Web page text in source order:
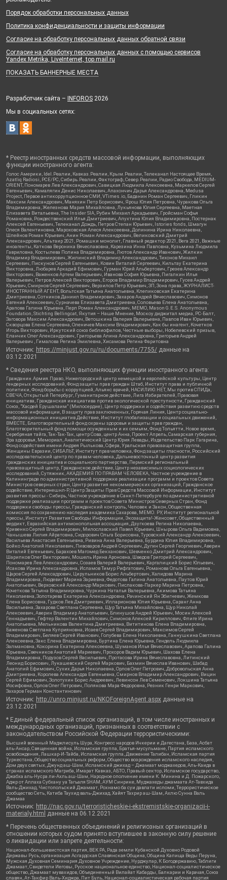
Порядок обработки персональных данных
Политика конфиденциальности и защиты информации
Согласие на обработку персональных данных обратной связи
Согласие на обработку персональных данных с помощью сервисов
Yandex.Metrika, LiveInternet, top.mail.ru
ПОКАЗАТЬ БАННЕРНЫЕ МЕСТА
Разработчик сайта – INFOROS 2026
Мы в социальных сетях:
* Реестр иностранных средств массовой информации, выполняющих
функции иностранного агента:
Голос Америки, Idel.Реалии, Кавказ.Реалии, Крым.Реалии, Телеканал Настоящее Время,
Azatliq Radiosi, PCE/PC, Сибирь.Реалии, Фактограф, Север.Реалии, Радио Свобода, MEDIUM-
ORIENT, Пономарев Лев Александрович, Савицкая Людмила Алексеевна, Маркелов Сергей
Евгеньевич, Камалягин Денис Николаевич, Апахончич Дарья Александровна, Medusa
Project, Первое антикоррупционное СМИ, VTimes.io, Баданин Роман Сергеевич, Гликин
Максим Александрович, Маняхин Петр Борисович, Ярош Юлия Петровна, Чуракова Ольга
Владимировна, Железнова Мария Михайловна, Лукьянова Юлия Сергеевна, Маетная
Елизавета Витальевна, The Insider SIA, Рубин Михаил Аркадьевич, Гройсман Софья
Романовна, Рождественский Илья Дмитриевич, Апухтина Юлия Владимировна, Постернак
Алексей Евгеньевич, Телеканал Дождь, Петров Степан Юрьевич, Istories fonds, Шмагун
Олеся Валентиновна, Мароховская Алеся Алексеевна, Долинина Ирина Николаевна,
Шлейнов Роман Юрьевич, Анин Роман Александрович, Великовский Дмитрий
Александрович, Альтаир 2021, Ромашки монолит, Главный редактор 2021, Вега 2021, Важные
иноагенты, Каткова Вероника Вячеславовна, Карезина Инна Павловна, Кузьмина Людмила
Гавриловна, Костылева Полина Владимировна, Лютов Александр Иванович, Жилкин
Владимир Владимирович, Жилинский Владимир Александрович, Тихонов Михаил
Сергеевич, Пискунов Сергей Евгеньевич, Ковин Виталий Сергеевич, Кильтау Екатерина
Викторовна, Любарев Аркадий Ефимович, Гурман Юрий Альбертович, Грезев Александр
Викторович, Важенков Артем Валерьевич, Иванова София Юрьевна, Пигалкин Илья
Валерьевич, Петров Алексей Викторович, Егоров Владимир Владимирович, Гусев Андрей
Юрьевич, Смирнов Сергей Сергеевич, Верзилов Петр Юрьевич, ЗП, Зона права, ЖУРНАЛИСТ-
ИНОСТРАННЫЙ АГЕНТ, Вольтская Татьяна Анатольевна, Клепиковская Екатерина
Дмитриевна, Сотников Даниил Владимирович, Захаров Андрей Вячеславович, Симонов
Евгений Алексеевич, Сурначева Елизавета Дмитриевна, Соловьева Елена Анатольевна,
Арапова Галина Юрьевна, Перл Роман Александрович, МЕМО, Mason G.E.S. Anonymous
Foundation, Stichting Bellingcat, Якутия – Наше Мнение, Москоу диджитал медиа, РС-Балт,
Заговора Максим Александрович, Ветошкина Валерия Валерьевна, Павлов Иван Юрьевич,
Скворцова Елена Сергеевна, Оленичев Максим Владимирович, Как бы инагент, Кочетков
Игорь Викторович, Иркутский союз библиофилов, Честные выборы, Нобелевский призыв,
Еланчик Олег Александрович, Григорьева Алина Александровна, Григорьев Андрей
Валерьевич , Гималова Регина Эмилевна, Хисамова Регина Фаритовна
Источник: https://minjust.gov.ru/ru/documents/7755/ данные на
03.12.2021
* Сведения реестра НКО, выполняющих функции иностранного агента:
Гражданин.Армия.Право, Нижегородский центр немецкой и европейской культуры, Центр
гендерных исследований, Фонд защиты прав граждан Штаб, Институт права и публичной
политики, Фонд борьбы с коррупцией, Альянс врачей, НАСИЛИЮ.НЕТ, Мы против СПИДа,
СВЕЧА, Открытый Петербург, Гуманитарное действие, Лига Избирателей, Правовая
инициатива, Гражданская инициатива против экологической преступности, Гражданский
Союз, "Хасдей Ерушалаим" (Милосердие), Центр поддержки и содействия развитию средств
массовой информации, В защиту прав заключенных, Горячая Линия, Центр социально-
информационных инициатив Действие, Институт глобализации и социальных движений,
ВМЕСТЕ, Благотворительный фонд охраны здоровья и защиты прав граждан,
Благотворительный фонд помощи осужденным и их семьям, Фонд Тольятти, Новое время,
Серебряная тайга, Так-Так-Так, центр Сова, центр Анна, Проект Апрель, Самарская губерния,
Эра здоровья, Мемориал, Аналитический Центр Юрия Левады, Издательство Парк Гагарина,
Фонд содействия имени Андрея Рылькова, Сфера, Уральская правозащитная группа,
Женщины Евразии, СИБАЛЬТ, Институт прав человека, Фонд защиты гласности, Российский
исследовательский центр по правам человека, Дальневосточный центр развития
гражданских инициатив и социального партнерства, Пермский региональный
правозащитный центр, Гражданское действие, Центр независимых социологических
исследований, Сутяжник, АКАДЕМИЯ ПО ПРАВАМ ЧЕЛОВЕКА, Частное учреждение в
Калининграде по административной поддержке реализации программ и проектов Совета
Министров северных стран, Центр развития некоммерческих организаций, Гражданское
содействие, Интернешнл-Р, Центр Защиты Прав Средств Массовой Информации, Институт
развития прессы - Сибирь, Частное учреждение в Санкт-Петербурге по административной
поддержке реализации программ и проектов Совета Министров Северных Стран, Фонд
поддержки свободы прессы, Гражданский контроль, Человек и Закон, Общественная
комиссия по сохранению наследия академика Сахарова, МЕМО. РУ, Институт региональной
прессы, Институт Развития Свободы Информации, Экозащита!-Женсовет, Общественный
вердикт, Евразийская антимонопольная ассоциация, Дзугкоева Регина Николаевна,
Кривенко Сергей Владимирович, Милославский Павел Юрьевич, Шнырова Ольга Вадимовна,
Чанышева Лилия Айратовна, Сидорович Ольга Борисовна, Туровский Александр Алексеевич,
Васильева Анастасия Евгеньевна, Ривина Анна Валерьевна, Бурдина Юлия Владимировна,
Бойко Анатолий Николаевич, Пивоваров Андрей Сергеевич, Дугин Сергей Георгиевич, Аверин
Виталий Евгеньевич, Барахоев Магомед Бекханович, Шевченко Дмитрий Александрович,
Шарипков Олег Викторович, Мошель Ирина Ароновна, Шведов Григорий Сергеевич,
Пономарев Лев Александрович, Созаев Валерий Валерьевич, Каргалицкий Борис Юльевич,
Исакова Ирина Александровна, Исламов Тимур Рифгатович, Романова Ольга Евгеньевна,
Щаров Сергей Алексадрович, Цирульников Борис Альбертович, Халидова Марина
Владимировна, Людевиг Марина Зариевна, Федотова Галина Анатольевна, Паутов Юрий
Анатольевич, Верховский Александр Маркович, Пислакова-Паркер Марина Петровна,
Кочеткова Татьяна Владимировна, Чуркина Наталья Валерьевна, Акимова Татьяна
Николаевна, Золотарева Екатерина Александровна, Рачинский Ян Збигневич, Жемкова
Елена Борисовна, Гудков Лев Дмитриевич, Илларионова Юлия Юрьевна, Саранг Анна
Васильевна, Захарова Светлана Сергеевна, Щур Татьяна Михайловна, Щур Николай
Алексеевич, Аверин Владимир Анатольевич, Блинушов Андрей Юрьевич, Мосин Алексей
Геннадьевич, Гефтер Валентин Михайлович, Симонов Алексей Кириллович, Флиге Ирина
Анатольевна, Мельникова Валентина Дмитриевна, Вититинова Елена Владимировна,
Баженова Светлана Куприяновна, Исаев Сергей Владимирович, Максимов Сергей
Владимирович, Беляев Сергей Иванович, Голубева Елена Николаевна, Ганнушкина Светлана
Алексеевна, Закс Елена Владимировна, Буртина Елена Юрьевна, Гендель Людмила
Залмановна, Кокорина Екатерина Алексеевна, Шуманов Илья Вячеславович, Арапова Галина
Юрьевна, Свечников Анатолий Мариевич, Прохоров Вадим Юрьевич, Шахова Елена
Владимировна, Подузов Сергей Васильевич, Протасова Ирина Вячеславовна, Литинский
Леонид Борисович, Лукашевский Сергей Маркович, Бахмин Вячеслав Иванович, Шабад
Анатолий Ефимович, Сухих Дарья Николаевна, Орлов Олег Петрович, Добровольская Анна
Дмитриевна, Королева Александра Евгеньевна, Смирнов Владимир Александрович, Вицин
Сергей Ефимович, Золотухин Борис Андреевич, Левинсон Лев Семенович, Локшина Татьяна
Иосифовна, Орлов Олег Петрович, Полякова Мара Федоровна, Резник Генри Маркович,
Захаров Герман Константинович
Источник: http://unro.minjust.ru/NKOForeignAgent.aspx данные на
23.12.2021
* Единый федеральный список организаций, в том числе иностранных и
международных организаций, признанных в соответствии с
законодательством Российской Федерации террористическими:
Высший военный Маджлисуль Шура, Конгресс народов Ичкерии и Дагестана, База, Асбат
аль-Ансар, Священная война, Исламская группа, Братья-мусульмане, Партия исламского
освобождения, Лашкар-И-Тайба, Исламская группа, Движение Талибан, Исламская партия
Туркестана, Общество социальных реформ, Общество возрождения исламского наследия,
Дом двух святых, Джунд аш-Шам, Исламский джихад – Джамаат моджахедов, Аль-Каида в
странах исламского Магриба, Имарат Кавказ, АБТО, Правый сектор, Исламское государство,
Джабха аль-Нусра ли-Ахль аш-Шам, Народное ополчение имени К. Минина и Д. Пожарского,
Аджр от Аллаха Субхану уа Тагьаля SHAM, АУМ Синрике, Муджахеды джамаата Ат-Тавхида
Валь-Джихад, Чистопольский Джамаат, Рохнамо ба суи давлати исломи, Террористическое
сообщество Сеть, Катиба Таухид валь-Джихад, Хайят Тахрир аш-Шам, Ахлю Сунна Валь
Джамаа
Источник: http://nac.gov.ru/terroristicheskie-i-ekstremistskie-organizacii-i-
materialy.html данные на 06.12.2021
* Перечень общественных объединений и религиозных организаций в
отношении которых судом принято вступившее в законную силу решение
о ликвидации или запрете деятельности:
Национал-большевистская партия, ВЕК РА, Рада земли Кубанской Духовно Родовой
Державы Русь, организация Асгардская Славянская Община, Община Капища Веды Перуна,
Мужская Духовная Семинария Духовное Учреждение, Нурджулар, К Богодержавию, Таблиги
Джамаат, Свидетели Иеговы, Русское национальное единство, Национал-социалистическое
общество, Джамаат мувахидов, Объединенный Вилайат Кабарды, Балкарии и Карачая, Союз
славян, Ат-Такфир Валь-Хиджра, Пит Буль, Национал-социалистическая рабочая партия